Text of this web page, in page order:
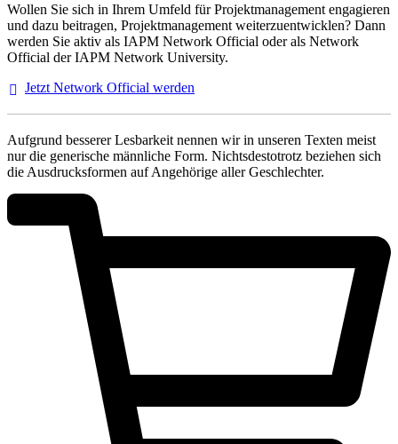
Wollen Sie sich in Ihrem Umfeld für Projektmanagement engagieren
und dazu beitragen, Projektmanagement weiterzuentwicklen? Dann
werden Sie aktiv als IAPM Network Official oder als Network
Official der IAPM Network University.
Jetzt Network Official werden
Aufgrund besserer Lesbarkeit nennen wir in unseren Texten meist
nur die generische männliche Form. Nichtsdestotrotz beziehen sich
die Ausdrucksformen auf Angehörige aller Geschlechter.